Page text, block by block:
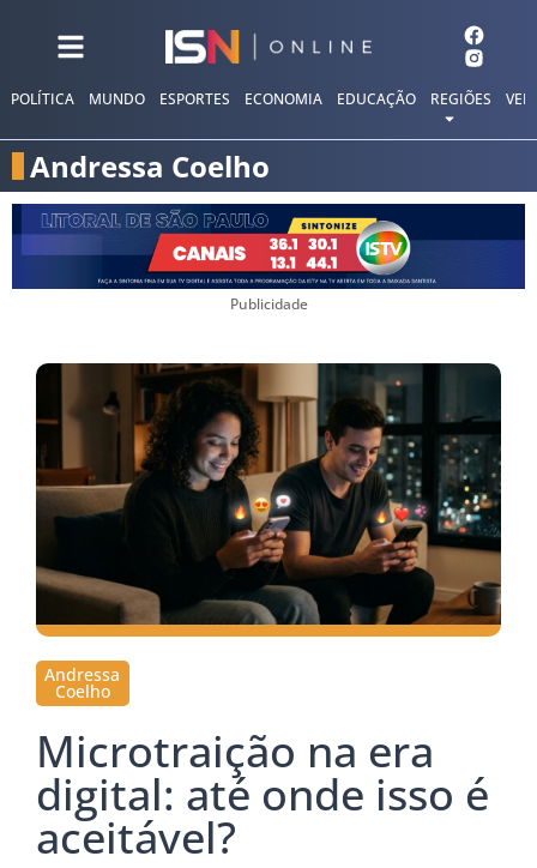
POLÍTICA MUNDO ESPORTES ECONOMIA EDUCAÇÃO REGIÕES
Andressa Coelho
Publicidade
Andressa
Coelho
Microtraição na era
digital: até onde isso é
aceitável?